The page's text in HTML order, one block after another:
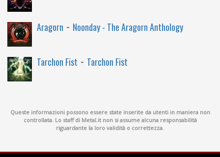
Aragorn - Noonday - The Aragorn Anthology
Tarchon Fist - Tarchon Fist
Queste informazioni possono essere state inserite da utenti in maniera non
controllata. Lo staff di Metal.it non si assume alcuna responsabilità
riguardante la loro validità o correttezza.